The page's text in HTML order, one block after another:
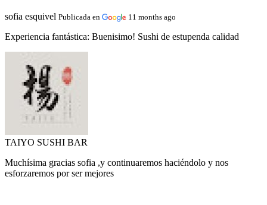
sofia esquivel Publicada en 11 months ago
Experiencia fantástica: Buenisimo! Sushi de estupenda calidad
TAIYO SUSHI BAR
Muchísima gracias sofia ,y continuaremos haciéndolo y nos
esforzaremos por ser mejores